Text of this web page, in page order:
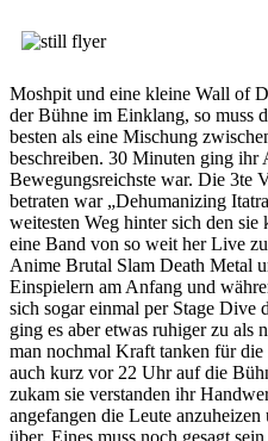
Moshpit und eine kleine Wall of
der Bühne im Einklang, so muss
besten als eine Mischung
beschreiben. 30 Minuten ging ihr
Bewegungsreichste war. Die 3te
betraten war „Dehumanizing
weitesten Weg hinter sich den sie
eine Band von so weit her Live
Anime Brutal Slam Death Metal
Einspielern am Anfang und
sich sogar einmal per Stage Dive
ging es aber etwas ruhiger zu
man nochmal Kraft tanken für
auch kurz vor 22 Uhr auf die
zukam sie verstanden ihr
angefangen die Leute
über. Eines muss noch gesagt